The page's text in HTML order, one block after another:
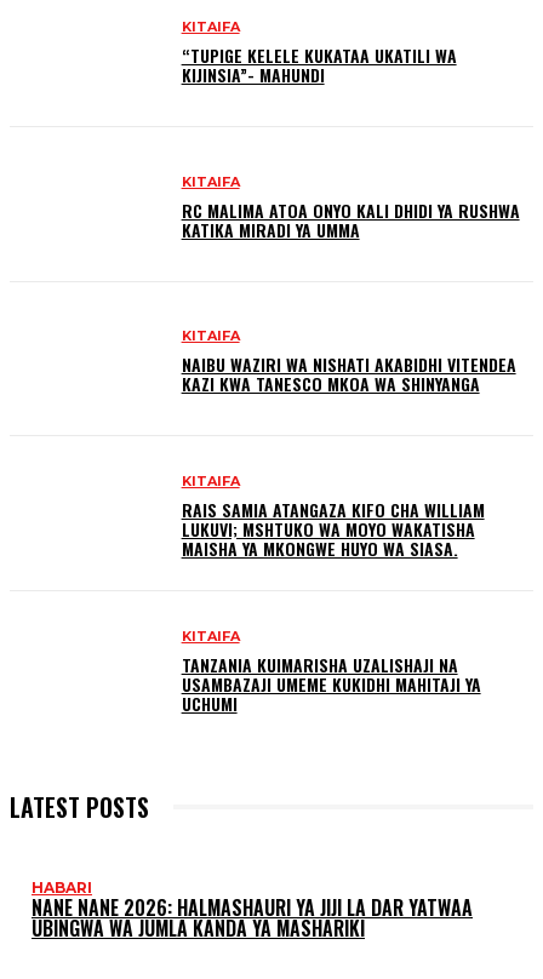
KITAIFA
“TUPIGE KELELE KUKATAA UKATILI WA
KIJINSIA”- MAHUNDI
KITAIFA
RC MALIMA ATOA ONYO KALI DHIDI YA RUSHWA
KATIKA MIRADI YA UMMA
KITAIFA
NAIBU WAZIRI WA NISHATI AKABIDHI VITENDEA
KAZI KWA TANESCO MKOA WA SHINYANGA
KITAIFA
RAIS SAMIA ATANGAZA KIFO CHA WILLIAM
LUKUVI; MSHTUKO WA MOYO WAKATISHA
MAISHA YA MKONGWE HUYO WA SIASA.
KITAIFA
TANZANIA KUIMARISHA UZALISHAJI NA
USAMBAZAJI UMEME KUKIDHI MAHITAJI YA
UCHUMI
LATEST POSTS
HABARI
NANE NANE 2026: HALMASHAURI YA JIJI LA DAR YATWAA
UBINGWA WA JUMLA KANDA YA MASHARIKI